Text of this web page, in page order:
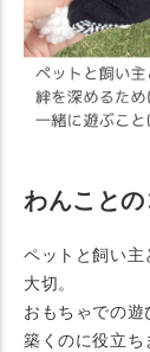
わんこと
ペットと飼い主
大切。
おもちゃでの
築くのに役立ち